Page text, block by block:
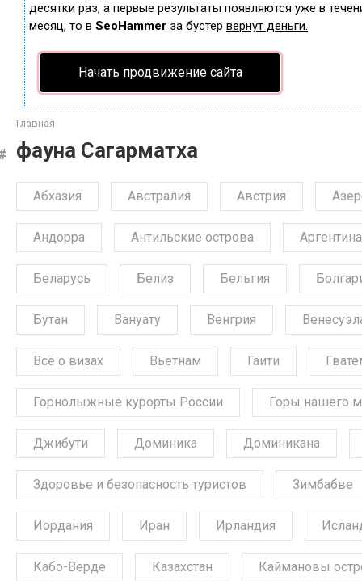
десятки раз, а первые результаты появляются уже в
месяц, то в SeoHammer за бустер вернут деньги.
Начать продвижение сайта
Главная
фауна Сагарматха
Абхазия Австралия Австрия
Андорра Антильские острова Аргентина
Беларусь Белиз Бельгия
Бутан Вануату Венгрия
Всё о визах Вьетнам Гаити
Горнолыжные курорты России Горы нашего
Джибути Доминика Доминикана
Здоровье и безопасность туристов Зимбабве
Иордания Иран Ирландия
Кабо-Верде Казахстан Каймановы